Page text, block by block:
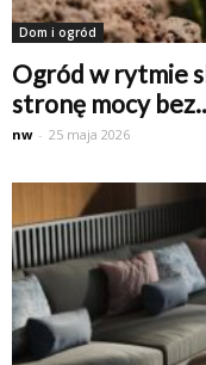
Dom i ogród
Ogród w rytmie
stronę mocy
nw - 25 maja 2026